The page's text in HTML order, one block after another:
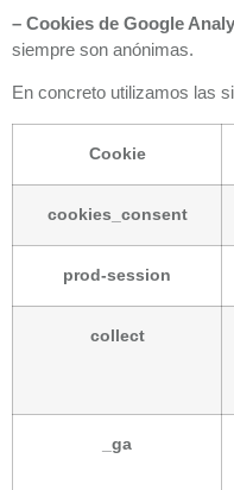
– Cookies de Google
siempre son anónimas.
En concreto utilizamos las
Cookie
cookies_consent
prod-session
collect
_ga